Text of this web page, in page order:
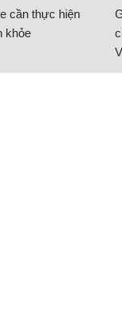
cần thực hiện
khỏe